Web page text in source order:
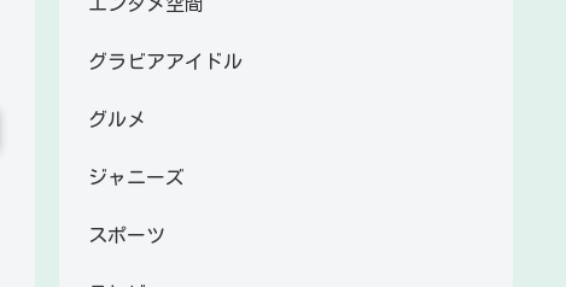
グラビアアイドル
グルメ
ジャニーズ
スポーツ